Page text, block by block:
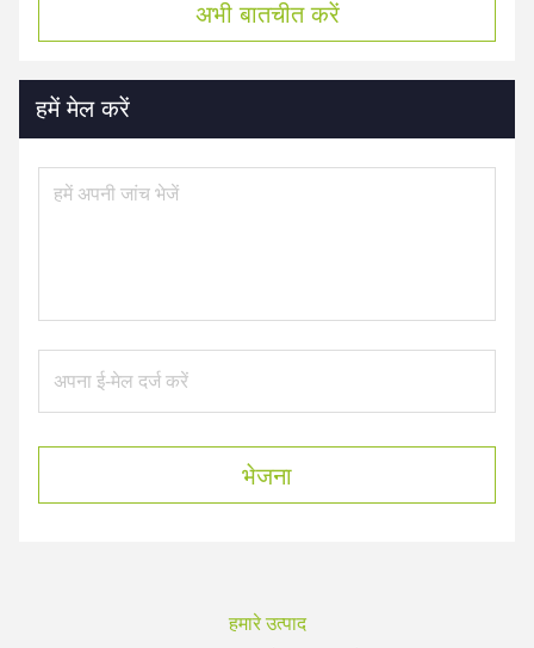
अभी बातचीत करें
हमें मेल करें
भेजना
हमारे उत्पाद